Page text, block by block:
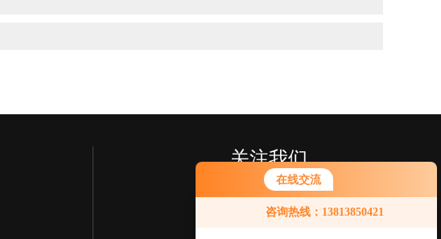
在线交流
咨询热线：13813850421
您好！欢迎前来咨询，很高兴为您
服务，请问您要咨询什么问题呢？
关注我们